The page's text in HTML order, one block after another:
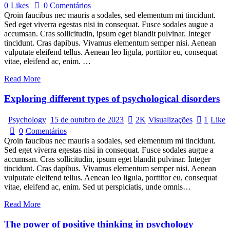
0 Likes 0 Comentários
Qroin faucibus nec mauris a sodales, sed elementum mi tincidunt.
Sed eget viverra egestas nisi in consequat. Fusce sodales augue a
accumsan. Cras sollicitudin, ipsum eget blandit pulvinar. Integer
tincidunt. Cras dapibus. Vivamus elementum semper nisi. Aenean
vulputate eleifend tellus. Aenean leo ligula, porttitor eu, consequat
vitae, eleifend ac, enim. …
Read More
Exploring different types of psychological disorders
Psychology 15 de outubro de 2023 2K Visualizações 1 Like
0 Comentários
Qroin faucibus nec mauris a sodales, sed elementum mi tincidunt.
Sed eget viverra egestas nisi in consequat. Fusce sodales augue a
accumsan. Cras sollicitudin, ipsum eget blandit pulvinar. Integer
tincidunt. Cras dapibus. Vivamus elementum semper nisi. Aenean
vulputate eleifend tellus. Aenean leo ligula, porttitor eu, consequat
vitae, eleifend ac, enim. Sed ut perspiciatis, unde omnis…
Read More
The power of positive thinking in psychology